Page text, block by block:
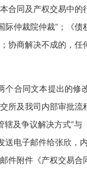
合同及产权交易中的
仲裁院仲裁”；《债
协商解决不成的，任
合同文本提出的修
所及我司内部审批流
及争议解决方式”与
电子邮件给张欣，
件附件《产权交易合